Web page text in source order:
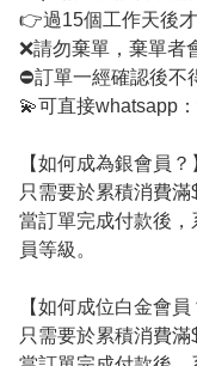
👉過15個工作天後才
❌請勿棄單，棄單者
⛔訂單一經確認後不
💫可直接whatsapp
【如何成為銀會員？
只需要於累積消費
當訂單完成付款後
員等級。
【如何成位白金會員
只需要於累積消費